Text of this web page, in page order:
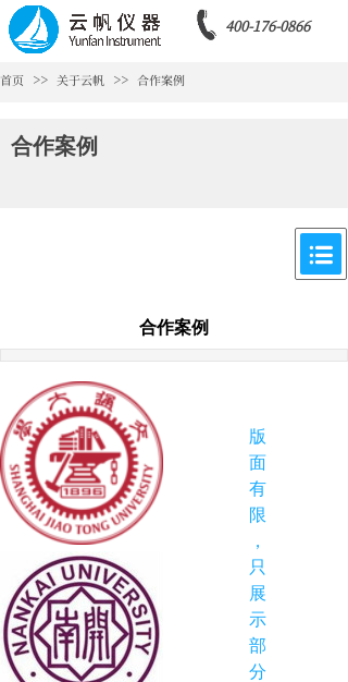
400-176-0866
首页 >> 关于云帆 >> 合作案例
合作案例
合作案例
版
面
有
限
，
只
展
示
部
分